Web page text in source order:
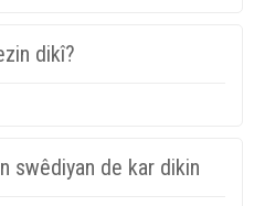
dikî?
swêdiyan de kar dikin